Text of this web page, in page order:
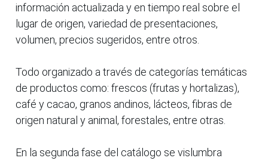
información actualizada y en tiempo real sobre el
lugar de origen, variedad de presentaciones,
volumen, precios sugeridos, entre otros.
Todo organizado a través de categorías temáticas
de productos como: frescos (frutas y hortalizas),
café y cacao, granos andinos, lácteos, fibras de
origen natural y animal, forestales, entre otras.
En la segunda fase del catálogo se vislumbra